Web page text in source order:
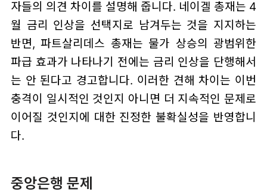
자들의 의견 차이를 설명해 줍니다. 네이겔 총재는 4
월 금리 인상을 선택지로 남겨두는 것을 지지하는
반면, 파트살리데스 총재는 물가 상승의 광범위한
파급 효과가 나타나기 전에는 금리 인상을 단행해서
는 안 된다고 경고합니다. 이러한 견해 차이는 이번
충격이 일시적인 것인지 아니면 더 지속적인 문제로
이어질 것인지에 대한 진정한 불확실성을 반영합니
다.
중앙은행 문제